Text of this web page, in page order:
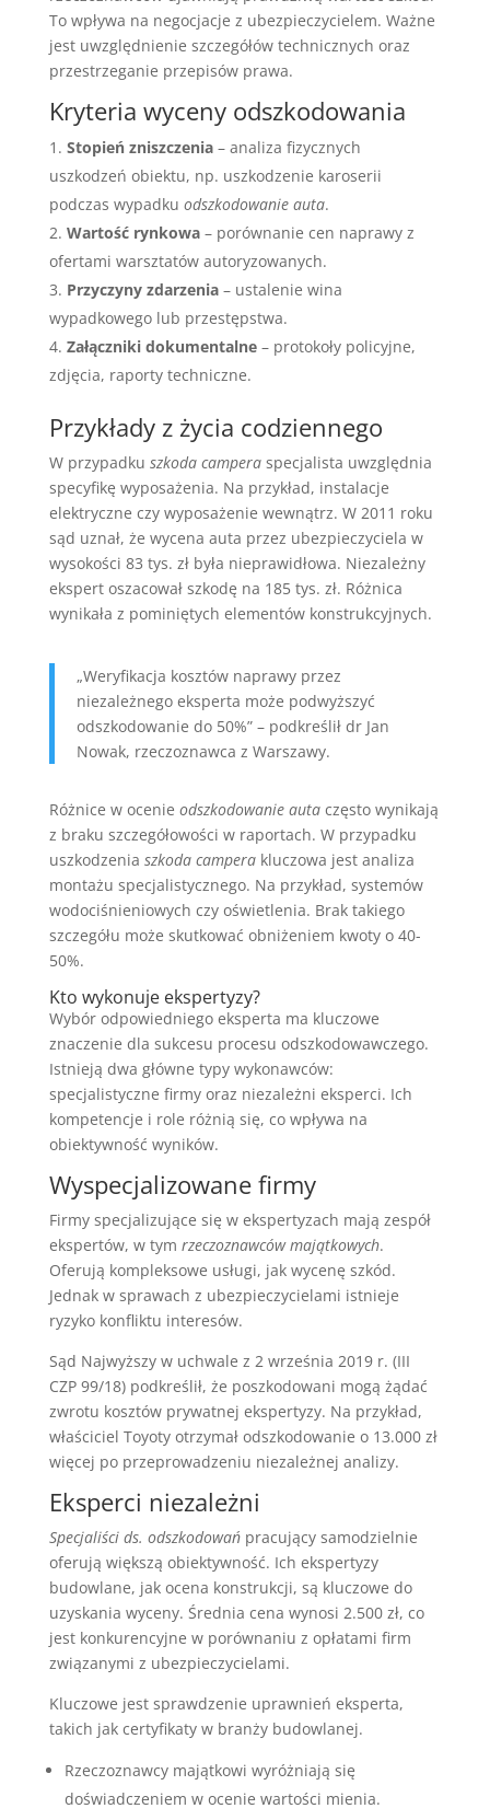
To wpływa na negocjacje z ubezpieczycielem. Ważne
jest uwzględnienie szczegółów technicznych oraz
przestrzeganie przepisów prawa.
Kryteria wyceny odszkodowania
Stopień zniszczenia– analiza fizycznych
uszkodzeń obiektu, np. uszkodzenie karoserii
podczas wypadku odszkodowanie auta.
Wartość rynkowa– porównanie cen naprawy z
ofertami warsztatów autoryzowanych.
Przyczyny zdarzenia– ustalenie wina
wypadkowego lub przestępstwa.
Załączniki dokumentalne– protokoły policyjne,
zdjęcia, raporty techniczne.
Przykłady z życia codziennego
W przypadku szkoda camperaspecjalista uwzględnia
specyfikę wyposażenia. Na przykład, instalacje
elektryczne czy wyposażenie wewnątrz. W 2011 roku
sąd uznał, że wycena auta przez ubezpieczyciela w
wysokości 83 tys. zł była nieprawidłowa. Niezależny
ekspert oszacował szkodę na 185 tys. zł. Różnica
wynikała z pominiętych elementów konstrukcyjnych.
„Weryfikacja kosztów naprawy przez
niezależnego eksperta może podwyższyć
odszkodowanie do 50%” – podkreślił dr Jan
Nowak, rzeczoznawca z Warszawy.
Różnice w ocenie odszkodowanie autaczęsto wynikają
z braku szczegółowości w raportach. W przypadku
uszkodzenia szkoda camperakluczowa jest analiza
montażu specjalistycznego. Na przykład, systemów
wodociśnieniowych czy oświetlenia. Brak takiego
szczegółu może skutkować obniżeniem kwoty o 40-
50%.
Kto wykonuje ekspertyzy?
Wybór odpowiedniego eksperta ma kluczowe
znaczenie dla sukcesu procesu odszkodowawczego.
Istnieją dwa główne typy wykonawców:
specjalistyczne firmy oraz niezależni eksperci. Ich
kompetencje i role różnią się, co wpływa na
obiektywność wyników.
Wyspecjalizowane firmy
Firmy specjalizujące się w ekspertyzach mają zespół
ekspertów, w tym rzeczoznawców majątkowych.
Oferują kompleksowe usługi, jak wycenę szkód.
Jednak w sprawach z ubezpieczycielami istnieje
ryzyko konfliktu interesów.
Sąd Najwyższy w uchwale z 2 września 2019 r. (III
CZP 99/18) podkreślił, że poszkodowani mogą żądać
zwrotu kosztów prywatnej ekspertyzy. Na przykład,
właściciel Toyoty otrzymał odszkodowanie o 13.000 zł
więcej po przeprowadzeniu niezależnej analizy.
Eksperci niezależni
Specjaliści ds. odszkodowańpracujący samodzielnie
oferują większą obiektywność. Ich ekspertyzy
budowlane, jak ocena konstrukcji, są kluczowe do
uzyskania wyceny. Średnia cena wynosi 2.500 zł, co
jest konkurencyjne w porównaniu z opłatami firm
związanymi z ubezpieczycielami.
Kluczowe jest sprawdzenie uprawnień eksperta,
takich jak certyfikaty w branży budowlanej.
Rzeczoznawcy majątkowi wyróżniają się
doświadczeniem w ocenie wartości mienia.